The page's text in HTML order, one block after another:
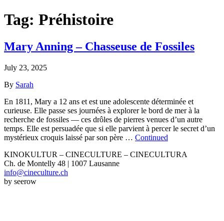
Tag: Préhistoire
Mary Anning – Chasseuse de Fossiles
July 23, 2025
By Sarah
En 1811, Mary a 12 ans et est une adolescente déterminée et
curieuse. Elle passe ses journées à explorer le bord de mer à la
recherche de fossiles — ces drôles de pierres venues d’un autre
temps. Elle est persuadée que si elle parvient à percer le secret d’un
mystérieux croquis laissé par son père … Continued
KINOKULTUR – CINECULTURE – CINECULTURA
Ch. de Montelly 48 | 1007 Lausanne
info@cineculture.ch
by seerow